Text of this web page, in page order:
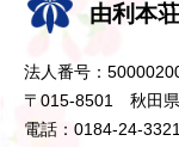
由利本
法人番号：
〒015-8501 秋田
電話：0184-24-3321